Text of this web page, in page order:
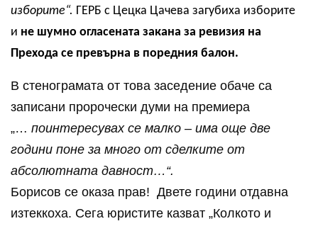
изборите“. ГЕРБ с Цецка Цачева загубиха изборите
и не шумно огласената закана за ревизия на
Прехода се превърна в поредния балон.
В стенограмата от това заседение обаче са
записани пророчески думи на премиера
„… поинтересувах се малко – има още две
години поне за много от сделките от
абсолютната давност…“.
Борисов се оказа прав! Двете години отдавна
изтеккоха. Сега юристите казват „Колкото и